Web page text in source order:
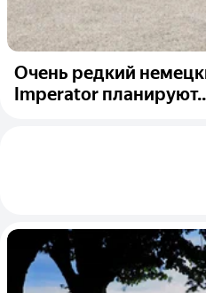
Очень редкий
Imperator